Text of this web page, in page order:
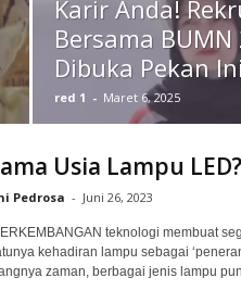
Karir Anda!
Bersama
Dibuka Pekan
red 1 - Maret 6, 2025
Usia Lampu LED?
Pedrosa - Juni 26, 2023
teknologi membuat
kehadiran lampu sebagai
zaman, berbagai jenis lampu pun